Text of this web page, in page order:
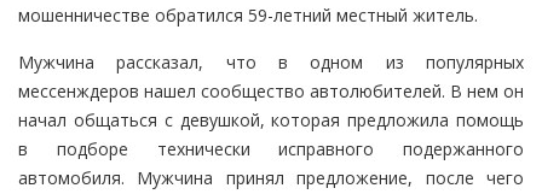
мошенничестве обратился 59-летний местный житель.
Мужчина рассказал, что в одном из популярных
мессенждеров нашел сообщество автолюбителей. В нем он
начал общаться с девушкой, которая предложила помощь
в подборе технически исправного подержанного
автомобиля. Мужчина принял предложение, после чего